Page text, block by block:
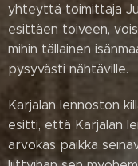
yhteyttä toimittaja
esittäen toiveen,
mihin tällainen
pysyvästi nähtäville.
Karjalan lennoston
esitti, että Karjalan
arvokas paikka